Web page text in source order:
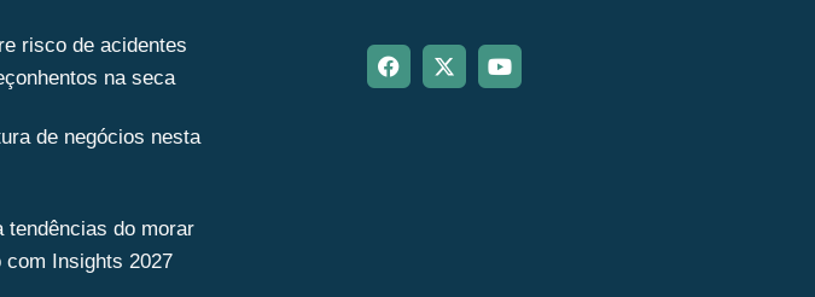
risco de acidentes
na seca
de negócios nesta
tendências do morar
com Insights 2027